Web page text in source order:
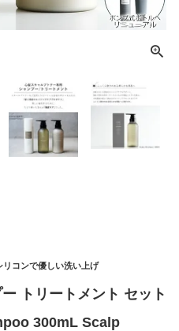
コンで優しい洗い上げ
トリートメント セット
300mL Scalp